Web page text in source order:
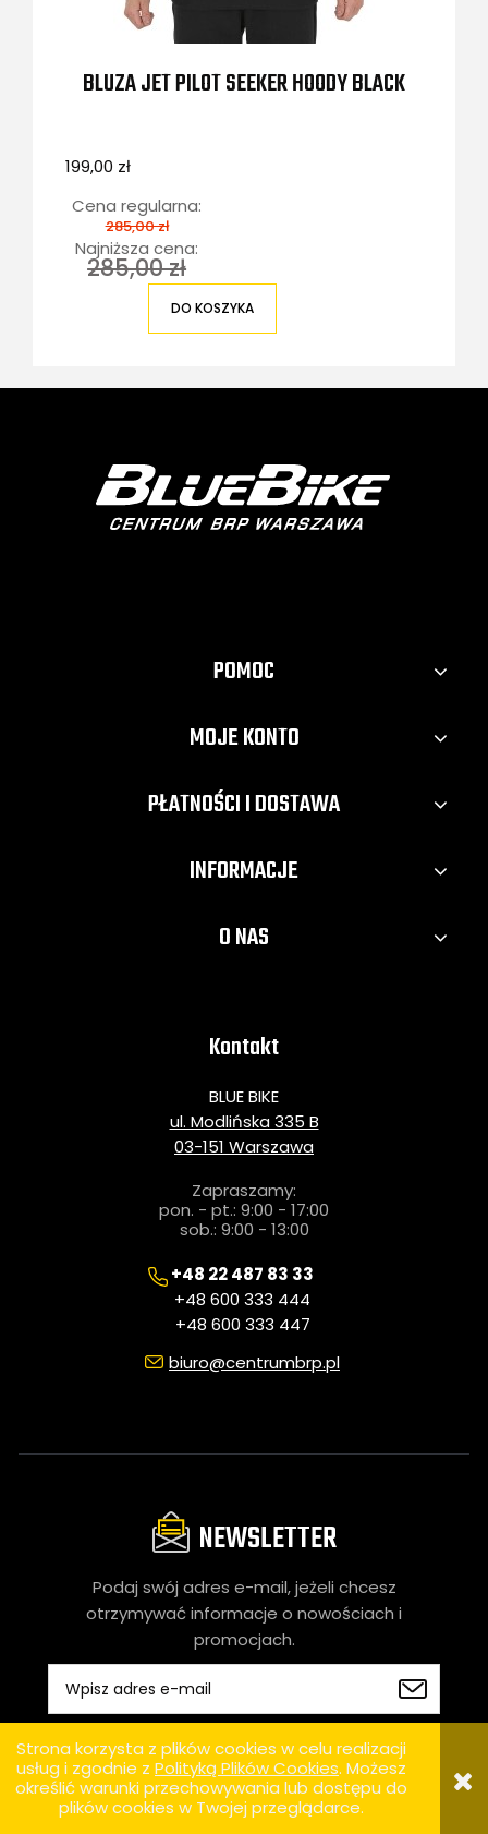
Strona korzysta z plików cookies w celu realizacji
usług i zgodnie z Polityką Plików Cookies. Możesz
określić warunki przechowywania lub dostępu do
plików cookies w Twojej przeglądarce.
BLUZA JET PILOT SEEKER HOODY BLACK
199,00 zł
Cena regularna:
285,00 zł
Najniższa cena:
285,00 zł
DO KOSZYKA
POMOC
MOJE KONTO
PŁATNOŚCI I DOSTAWA
INFORMACJE
O NAS
Kontakt
BLUE BIKE
ul. Modlińska 335 B
03-151 Warszawa
Zapraszamy:
pon. - pt.: 9:00 - 17:00
sob.: 9:00 - 13:00
+48 22 487 83 33
+48 600 333 444
+48 600 333 447
biuro@centrumbrp.pl
NEWSLETTER
Podaj swój adres e-mail, jeżeli chcesz
otrzymywać informacje o nowościach i
promocjach.
ODWIEDŹ NASZE PROFILE SPOŁECZNOŚCIOWE: